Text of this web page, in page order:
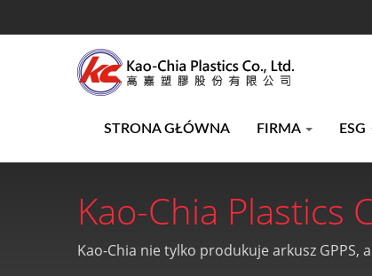
STRONA GŁÓWNA FIRMA ESG
Kao-Chia Plastics
Kao-Chia nie tylko produkuje arkusz GPPS,